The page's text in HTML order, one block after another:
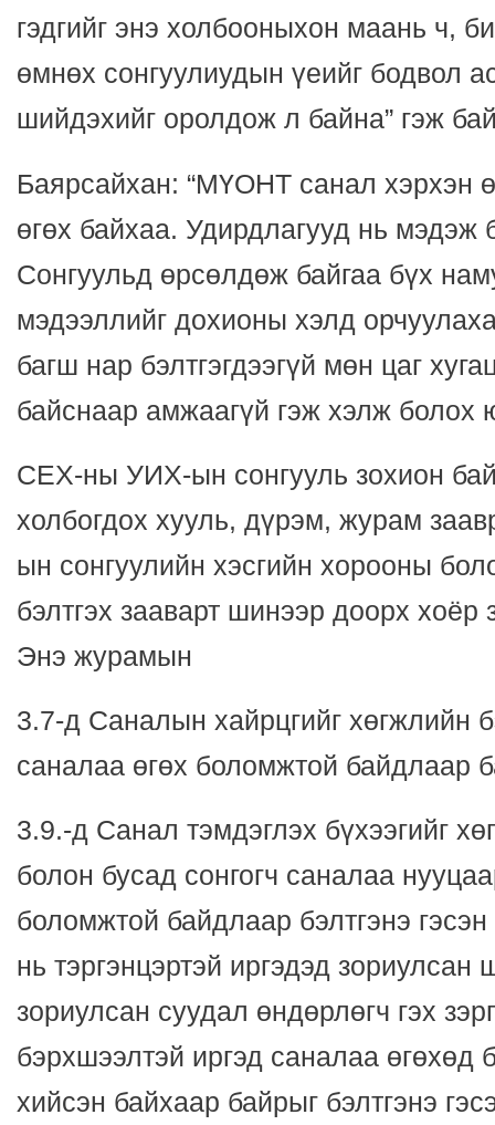
гэдгийг энэ холбооныхон маань ч,
өмнөх сонгуулиудын үеийг бодвол
шийдэхийг оролдож л байна” гэж
Баярсайхан: “МҮОНТ санал хэрхэн
өгөх байхаа. Удирдлагууд нь мэдэж
Сонгуульд өрсөлдөж байгаа бүх
мэдээллийг дохионы хэлд
багш нар бэлтгэгдээгүй мөн цаг
байснаар амжаагүй гэж хэлж болох
СЕХ-ны УИХ-ын сонгууль зохион
холбогдох хууль, дүрэм, журам
ын сонгуулийн хэсгийн хорооны
бэлтгэх зааварт шинээр доорх хоёр
Энэ журамын
3.7-д Саналын хайрцгийг хөгжлийн
саналаа өгөх боломжтой байдлаар
3.9.-д Санал тэмдэглэх бүхээгийг
болон бусад сонгогч саналаа
боломжтой байдлаар бэлтгэнэ
нь тэргэнцэртэй иргэдэд зориулсан
зориулсан суудал өндөрлөгч гэх
бэрхшээлтэй иргэд саналаа өгөхөд
хийсэн байхаар байрыг бэлтгэнэ